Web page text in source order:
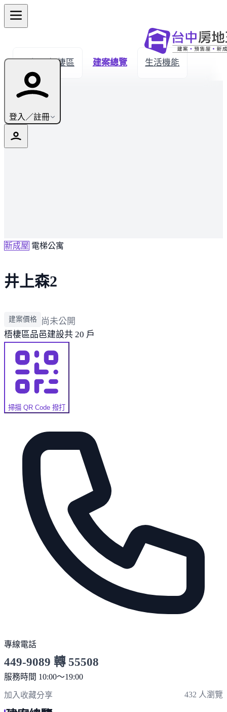
登入／註冊
← 返回梧棲區 建案總覽 生活機能
新成屋 電梯公寓
井上森2
建案價格
尚未公開
梧棲區品邑建設共 20 戶
掃描 QR Code 撥打
專線電話
449-9089 轉 55508
服務時間 10:00～19:00
加入收藏分享 432 人瀏覽